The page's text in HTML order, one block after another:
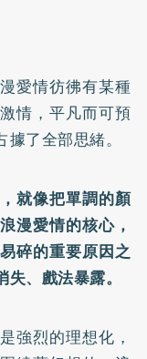
愛情彷彿有某種
情，平凡而可預
了全部思緒。
就像把單調的顏
漫愛情的核心，
碎的重要原因之
、戲法暴露。
強烈的理想化，